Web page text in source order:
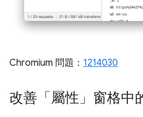
Chromium 問題： 1214030
改善「屬性」窗格中